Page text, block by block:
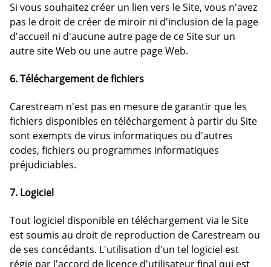
Si vous souhaitez créer un lien vers le Site, vous n'avez
pas le droit de créer de miroir ni d'inclusion de la page
d'accueil ni d'aucune autre page de ce Site sur un
autre site Web ou une autre page Web.
6. Téléchargement de fichiers
Carestream n'est pas en mesure de garantir que les
fichiers disponibles en téléchargement à partir du Site
sont exempts de virus informatiques ou d'autres
codes, fichiers ou programmes informatiques
préjudiciables.
7. Logiciel
Tout logiciel disponible en téléchargement via le Site
est soumis au droit de reproduction de Carestream ou
de ses concédants. L'utilisation d'un tel logiciel est
régie par l'accord de licence d'utilisateur final qui est